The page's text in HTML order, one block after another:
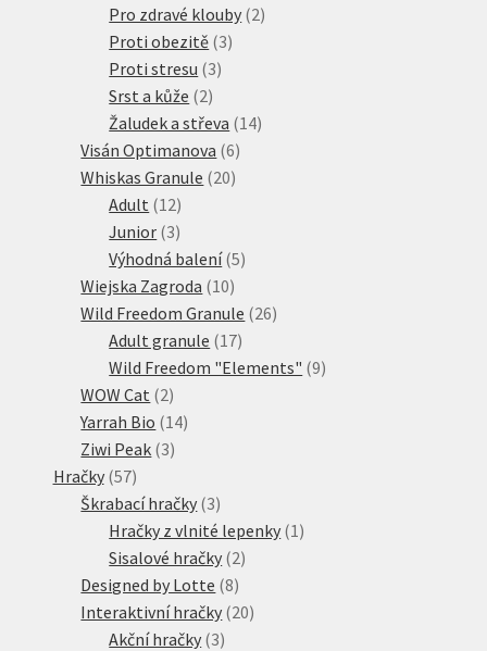
produkty
Pro zdravé klouby 22
Proti obezitě 33
Proti stresu 33
Srst a kůže 22
produkty
Žaludek a střeva 1414
Visán Optimanova 66
produktů
Whiskas Granule 2020
Adult 1212
produktů
Junior 33
produkty
Výhodná balení 55
Wiejska Zagroda 1010
produktů
Wild Freedom Granule 2626
Adult granule 1717
produktů
Wild Freedom "Elements" 99
WOW Cat 22
produkty
Yarrah Bio 1414
Ziwi Peak 33
Hračky 5757
produktů
Škrabací hračky 33
produkty
Hračky z vlnité lepenky 1 1
Sisalové hračky 22
Designed by Lotte 88
produktů
Interaktivní hračky 2020
Akční hračky 33